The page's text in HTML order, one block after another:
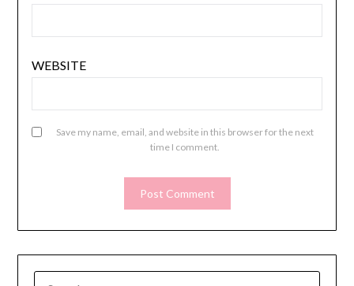
WEBSITE
Save my name, email, and website in this browser for the next
time I comment.